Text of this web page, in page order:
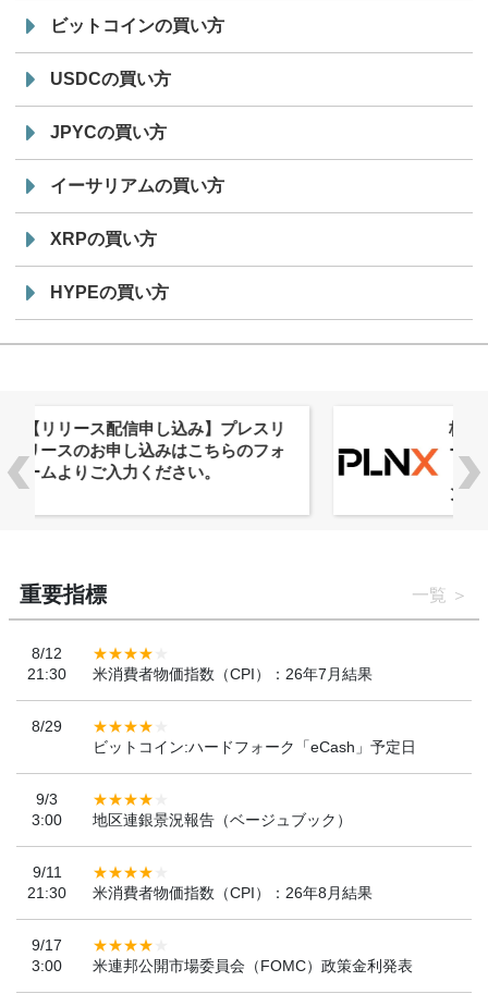
ビットコインの買い方
USDCの買い方
JPYCの買い方
イーサリアムの買い方
XRPの買い方
HYPEの買い方
株式会社PlnX、アジア最大級のグロ
ーバルWeb3カンファレンス
「WebX2026」とのコラボレーショ
重要指標 一覧
8/12
21:30
米消費者物価指数（CPI）：26年7月結果
8/29
ビットコイン:ハードフォーク「eCash」予定日
9/3
3:00
地区連銀景況報告（ベージュブック）
9/11
21:30
米消費者物価指数（CPI）：26年8月結果
9/17
3:00
米連邦公開市場委員会（FOMC）政策金利発表